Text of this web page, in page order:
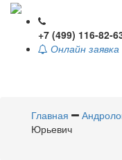
+7 (499) 116-82-
Онлайн заявка
Главная
Юрьевич